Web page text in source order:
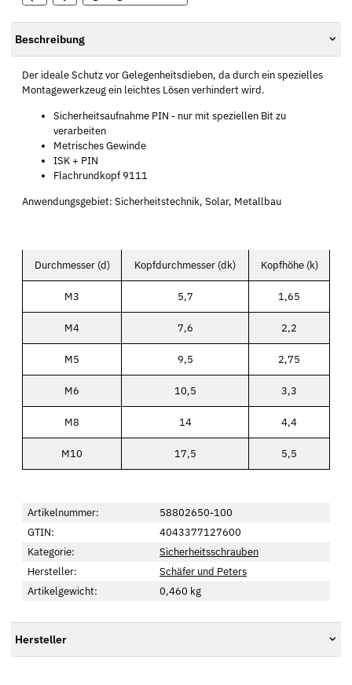
Beschreibung
Der ideale Schutz vor Gelegenheitsdieben, da durch ein spezielles
Montagewerkzeug ein leichtes Lösen verhindert wird.
Sicherheitsaufnahme PIN - nur mit speziellen Bit zu
verarbeiten
Metrisches Gewinde
ISK + PIN
Flachrundkopf 9111
Anwendungsgebiet: Sicherheitstechnik, Solar, Metallbau
Durchmesser (d) Kopfdurchmesser (dk) Kopfhöhe (k)
M3 5,7 1,65
M4 7,6 2,2
M5 9,5 2,75
M6 10,5 3,3
M8 14 4,4
M10 17,5 5,5
Artikelnummer:
58802650-100
GTIN:
4043377127600
Kategorie:
Sicherheitsschrauben
Hersteller:
Schäfer und Peters
Artikelgewicht:
0,460 kg
Hersteller